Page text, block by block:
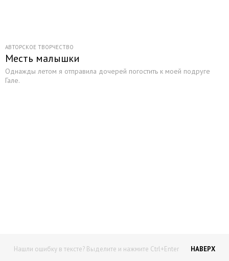
АВТОРСКОЕ ТВОРЧЕСТВО
Месть малышки
Однажды летом я отправила дочерей погостить к моей подруге
Гале.
Нашли ошибку в тексте? Выделите и нажмите Ctrl+Enter НАВЕРХ